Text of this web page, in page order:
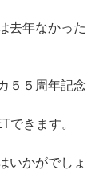
去年なかった
５５周年記念
できます。
いかがでしょ